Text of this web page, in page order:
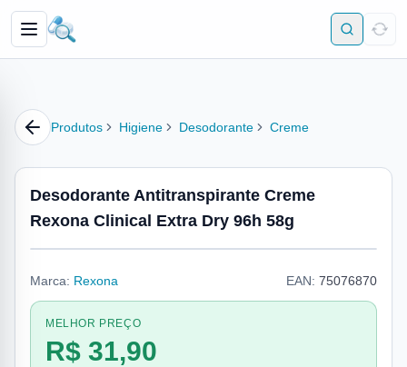
Produtos Higiene Desodorante Creme
Desodorante Antitranspirante Creme
Rexona Clinical Extra Dry 96h 58g
Marca: Rexona EAN: 75076870
MELHOR PREÇO
R$ 31,90